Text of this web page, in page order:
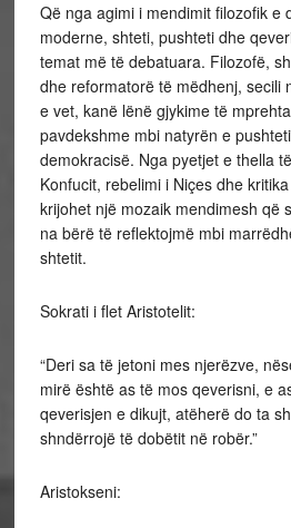
Që nga agimi i mendimit filozofik e
moderne, shteti, pushteti dhe
temat më të debatuara. Filozofë,
dhe reformatorë të mëdhenj, secili
e vet, kanë lënë gjykime të
pavdekshme mbi natyrën e
demokracisë. Nga pyetjet e thella
Konfucit, rebelimi i Niçes dhe
krijohet një mozaik mendimesh që
na bërë të reflektojmë mbi
shtetit.
Sokrati i flet Aristotelit:
“Deri sa të jetoni mes njerëzve,
mirë është as të mos qeverisni, e
qeverisjen e dikujt, atëherë do ta
shndërrojë të dobëtit në robër.”
Aristokseni: